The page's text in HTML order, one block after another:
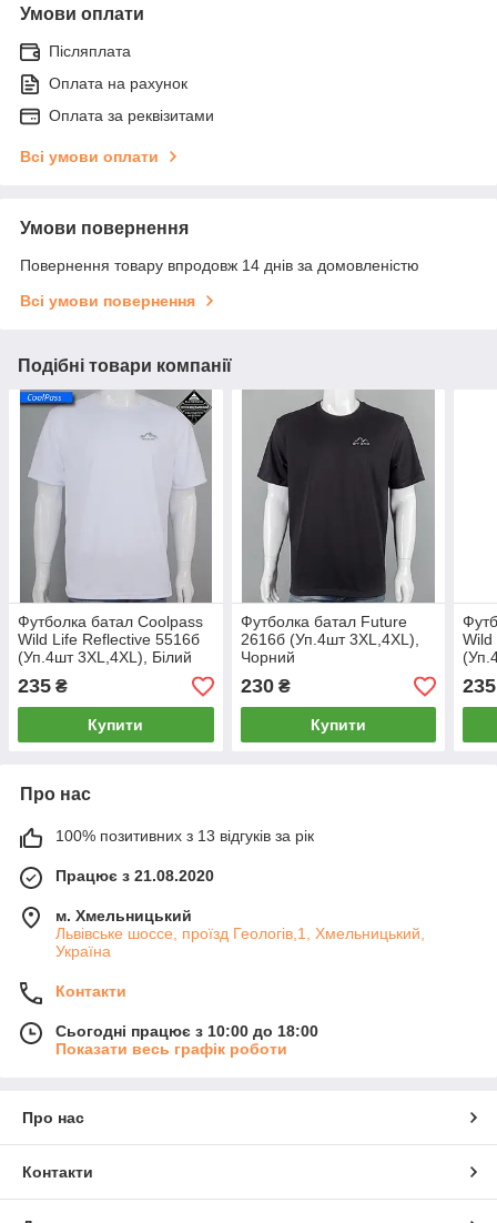
Умови оплати
Післяплата
Оплата на рахунок
Оплата за реквізитами
Всі умови оплати
Умови повернення
Повернення товару впродовж 14 днів за домовленістю
Всі умови повернення
Подібні товари компанії
Футболка батал Coolpass
Wild Life Reflective 5516б
(Уп.4шт 3XL,4XL), Білий
235 ₴
Купити
Футболка батал Future
2616б (Уп.4шт 3XL,4XL),
Чорний
230₴
Купити
Wild
235
Про нас
100% позитивних з 13 відгуків за рік
Працює з 21.08.2020
м. Хмельницький
Львівське шоссе, проїзд Геологів,1, Хмельницький,
Україна
Контакти
Сьогодні працює з 10:00 до 18:00
Показати весь графік роботи
Про нас
Контакти